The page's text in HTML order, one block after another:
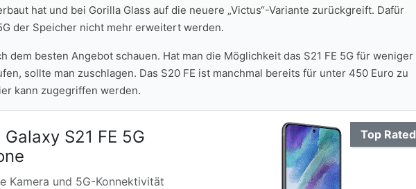
hat und bei Gorilla Glass auf die neuere „Victus“-Variante zurückgreift. Dafür
der Speicher nicht mehr erweitert werden.
dem besten Angebot schauen. Hat man die Möglichkeit das S21 FE 5G für weniger
sollte man zuschlagen. Das S20 FE ist manchmal bereits für unter 450 Euro zu
kann zugegriffen werden.
Top Rated
S21 FE 5G
Kamera und 5G-Konnektivität